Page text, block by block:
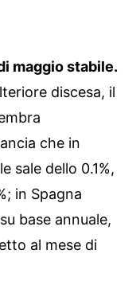
maggio stabile.
discesa, il
che in
sale dello 0.1%,
in Spagna
base annuale,
al mese di